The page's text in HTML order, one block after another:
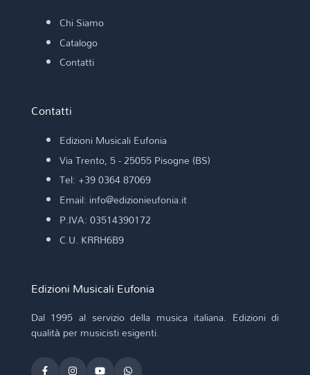
Chi Siamo
Catalogo
Contatti
Contatti
Edizioni Musicali Eufonia
Via Trento, 5 - 25055 Pisogne (BS)
Tel: +39 0364 87069
Email: info@edizionieufonia.it
P.IVA: 03514390172
C.U. KRRH6B9
Edizioni Musicali Eufonia
Dal 1995 al servizio della musica italiana. Edizioni di
qualità per musicisti esigenti.